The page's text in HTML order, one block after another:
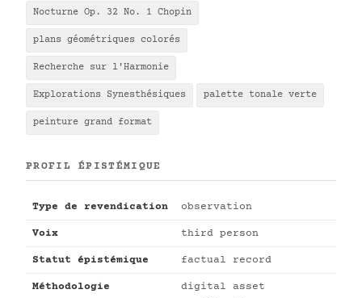
Nocturne Op. 32 No. 1 Chopin
plans géométriques colorés
Recherche sur l'Harmonie
Explorations Synesthésiques palette tonale verte
peinture grand format
PROFIL ÉPISTÉMIQUE
Type de revendication observation
Voix third person
Statut épistémique factual record
Méthodologie
digital asset